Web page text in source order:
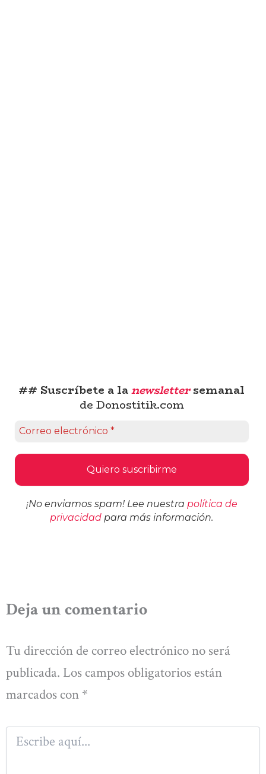
## Suscríbete a lanewslettersemanal
de Donostitik.com
¡No enviamos spam! Lee nuestra política de
privacidad para más información.
Deja un comentario
Tu dirección de correo electrónico no será
publicada. Los campos obligatorios están
marcados con *
Escribe
aquí...